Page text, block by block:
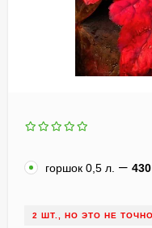
горшок 0,5 л. 430
2 ШТ., НО ЭТО НЕ